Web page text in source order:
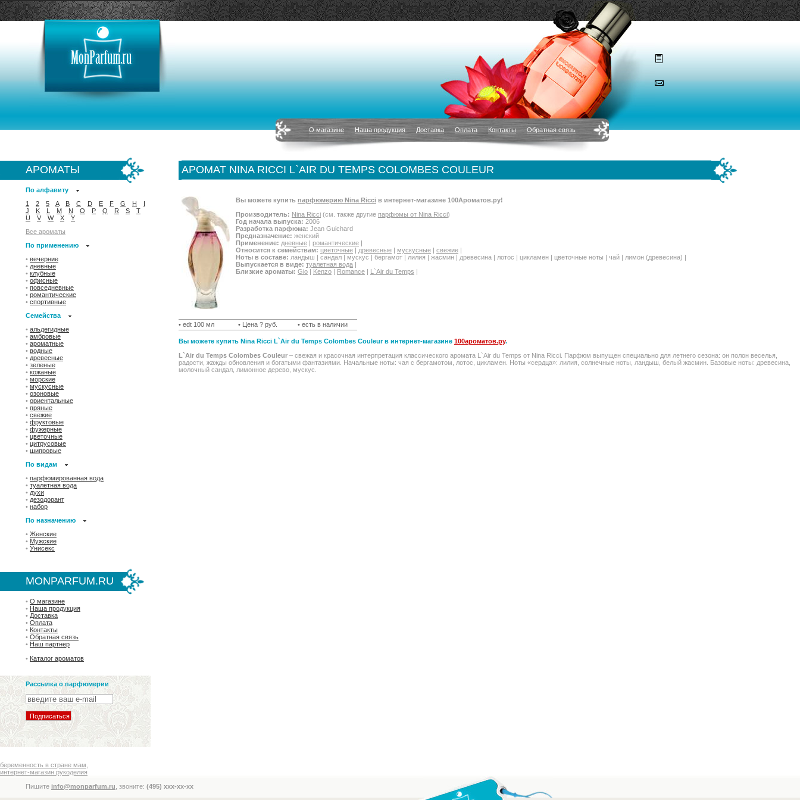
О магазине Наша продукция Доставка Оплата Контакты Обратная связь
АРОМАТЫ
По алфавиту
1
2 5 A B C D E F G H
I
J
K L M N O P Q R S
T
U
V W X
Y
Все ароматы
По применению
• вечерние
• дневные
• клубные
• офисные
• повседневные
• романтические
• спортивные
Семейства
• альдегидные
• амбровые
• ароматные
• водные
• древесные
• зеленые
• кожаные
• морские
• мускусные
• озоновые
• ориентальные
• пряные
• свежие
• фруктовые
• фужерные
• цветочные
• цитрусовые
• шипровые
По видам
• парфюмированная вода
• туалетная вода
• духи
• дезодорант
• набор
По назначению
• Женские
• Мужские
• Унисекс
MONPARFUM.RU
• О магазине
• Наша продукция
• Доставка
• Оплата
• Контакты
• Обратная связь
• Наш партнер
• Каталог ароматов
Рассылка о парфюмерии
беременность в стране мам
интернет-магазин рукоделия
АРОМАТ NINA RICCI L`AIR DU TEMPS COLOMBES COULEUR
Вы можете купить парфюмерию Nina Ricci в интернет-магазине 100Ароматов.ру!
Производитель: Nina Ricci (см. также другие парфюмы от Nina Ricci)
Год начала выпуска: 2006
Разработка парфюма: Jean Guichard
Предназначение: женский
Применение: дневные | романтические |
Относится к семействам: цветочные | древесные | мускусные | свежие |
Ноты в составе: ландыш | сандал | мускус | бергамот | лилия | жасмин | древесина | лотос | цикламен | цветочные ноты | чай | лимон (древесина) |
Выпускается в виде: туалетная вода |
Близкие ароматы: Gio | Kenzo | Romance | L`Air du Temps |
• edt 100 мл • Цена ? руб. • есть в наличии
Вы можете купить Nina Ricci L`Air du Temps Colombes Couleur в интернет-магазине 100ароматов.ру.
L`Air du Temps Colombes Couleur – свежая и красочная интерпретация классического аромата L`Air du Temps от Nina Ricci. Парфюм выпущен специально для летнего сезона: он полон веселья,
радости, жажды обновления и богатыми фантазиями. Начальные ноты: чая с бергамотом, лотос, цикламен. Ноты «сердца»: лилия, солнечные ноты, ландыш, белый жасмин. Базовые ноты: древесина,
молочный сандал, лимонное дерево, мускус.
Пишите info@monparfum.ru , звоните: (495) xxx-xx-xx